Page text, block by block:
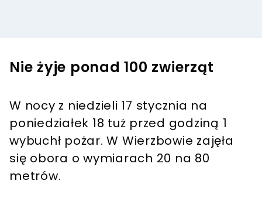
Nie żyje ponad 100 zwierząt
W nocy z niedzieli 17 stycznia na
poniedziałek 18 tuż przed godziną 1
wybuchł pożar. W Wierzbowie zajęła
się obora o wymiarach 20 na 80
metrów.